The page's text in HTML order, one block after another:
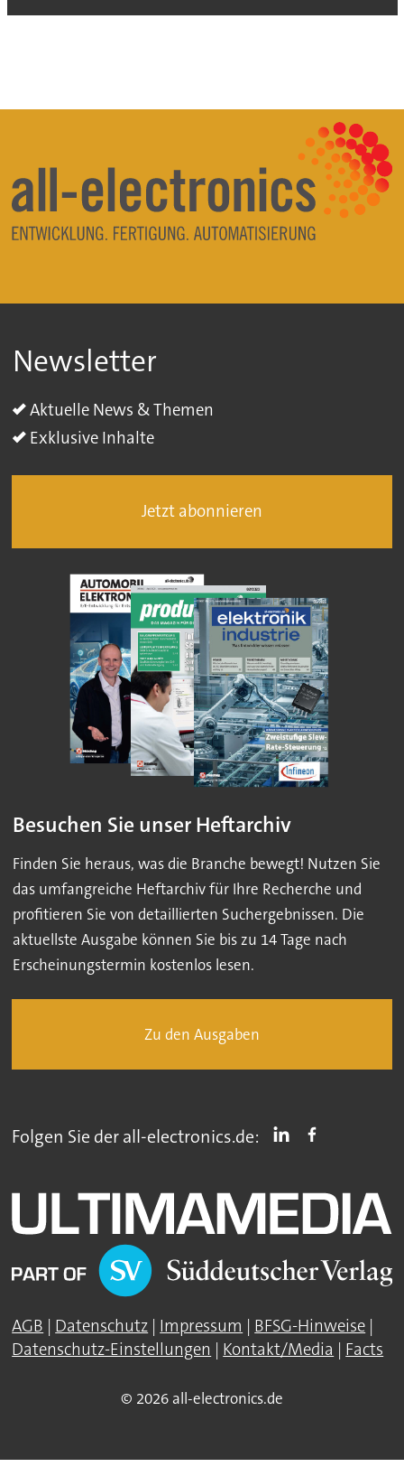
Newsletter
Aktuelle News & Themen
Exklusive Inhalte
Jetzt abonnieren
Besuchen Sie unser Heftarchiv
Finden Sie heraus, was die Branche bewegt! Nutzen Sie
das umfangreiche Heftarchiv für Ihre Recherche und
profitieren Sie von detaillierten Suchergebnissen. Die
aktuellste Ausgabe können Sie bis zu 14 Tage nach
Erscheinungstermin kostenlos lesen.
Zu den Ausgaben
Folgen Sie der all-electronics.de:
AGB | Datenschutz | Impressum | BFSG-Hinweise |
Datenschutz-Einstellungen | Kontakt/Media | Facts
© 2026 all-electronics.de